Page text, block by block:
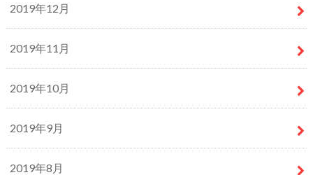
2019年12月
2019年11月
2019年10月
2019年9月
2019年8月